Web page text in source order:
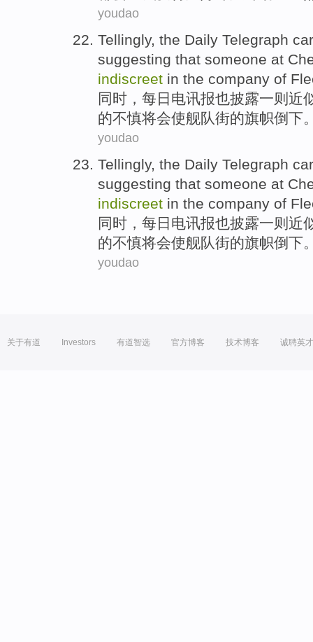
youdao
Tellingly, the Daily Telegraph
suggesting that someone at
indiscreet in the company of
同时， 每日 电讯报也披露一则 近
的不慎将会使舰队街的旗帜倒下
youdao
Tellingly, the Daily Telegraph
suggesting that someone at
indiscreet in the company of
同时， 每日电讯报也披露一则近
的不慎将会使舰队街的旗帜倒下
youdao
关于有道 Investors 有道智选 官方博客 技术博客 诚聘英才